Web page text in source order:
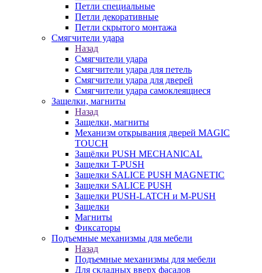
Петли специальные
Петли декоративные
Петли скрытого монтажа
Смягчители удара
Назад
Смягчители удара
Смягчители удара для петель
Смягчители удара для дверей
Cмягчители удара самоклеящиеся
Защелки, магниты
Назад
Защелки, магниты
Механизм открывания дверей MAGIC
TOUCH
Защёлки PUSH MECHANICAL
Защелки T-PUSH
Защелки SALICE PUSH MAGNETIC
Защелки SALICE PUSH
Защелки PUSH-LATCH и M-PUSH
Защелки
Магниты
Фиксаторы
Подъемные механизмы для мебели
Назад
Подъемные механизмы для мебели
Для складных вверх фасадов